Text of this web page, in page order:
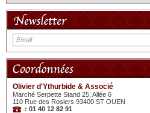
Olivier d'Ythurbide & Associé
Marché Serpette Stand 25, Allée 6
110 Rue des Rosiers 93400 ST OUEN
: 01 40 12 82 91